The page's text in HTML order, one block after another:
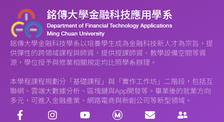
銘傳大學金融科技學系以培養學生成為金融科技新人才為宗旨，提
供彈性的跨領域課程與師資，提供授課師資、教學設備空間等資
源，學位授予與修業相關規定均比照學系辦理。
本學程課程規劃分「基礎課程」與「實作工作坊」二階段，包括互
聯網、雲端大數據分析、區塊鏈與App開發等。畢業後的就業方向
多元，可進入金融產業、網路電商與新創公司等新型領域。